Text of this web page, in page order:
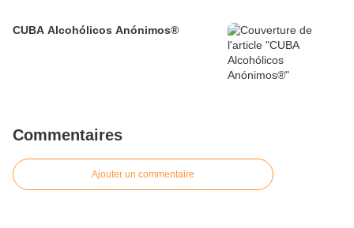
CUBA Alcohólicos Anónimos®
Commentaires
Ajouter un commentaire